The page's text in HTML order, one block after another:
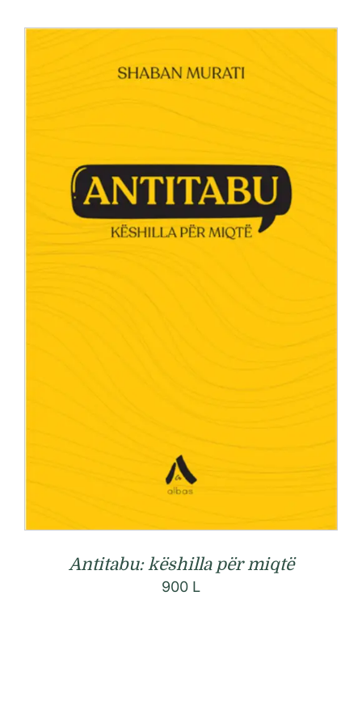
Blog
Antitabu: këshilla për miqtë
900 L